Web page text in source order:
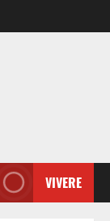
VIVERE